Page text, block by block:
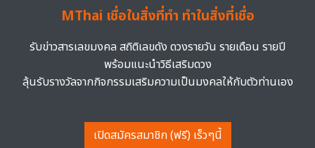
MThai เชื่อในสิ่งที่ทำ ทำในสิ่งที่เชื่อ
รับข่าวสารเลขมงคล สถิติเลขดัง ดวงรายวัน รายเดือน รายปี
พร้อมแนะนำวิธีเสริมดวง
ลุ้นรับรางวัลจากกิจกรรมเสริมความเป็นมงคลให้กับตัวท่านเอง
เปิดสมัครสมาชิก (ฟรี) เร็วๆนี้